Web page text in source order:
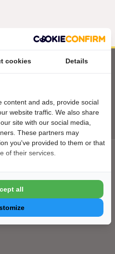
& nieuwtjes als
Gratis inschrijven
cookies Details
content and ads, provide social
website traffic. We also share
site with our social media,
These partners may
you've provided to them or that
of their services.
all